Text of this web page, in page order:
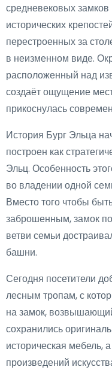
средневековых
исторических
перестроенных за
в неизменном виде.
расположенный над
создаёт ощущение
прикоснулась
История Бург Эльца
построен как
Эльц. Особенность
во владении одной
Вместо того чтобы
заброшенным, замок
ветви семьи
башни.
Сегодня посетители
лесным тропам, с
на замок,
сохранились
историческая мебель,
произведений